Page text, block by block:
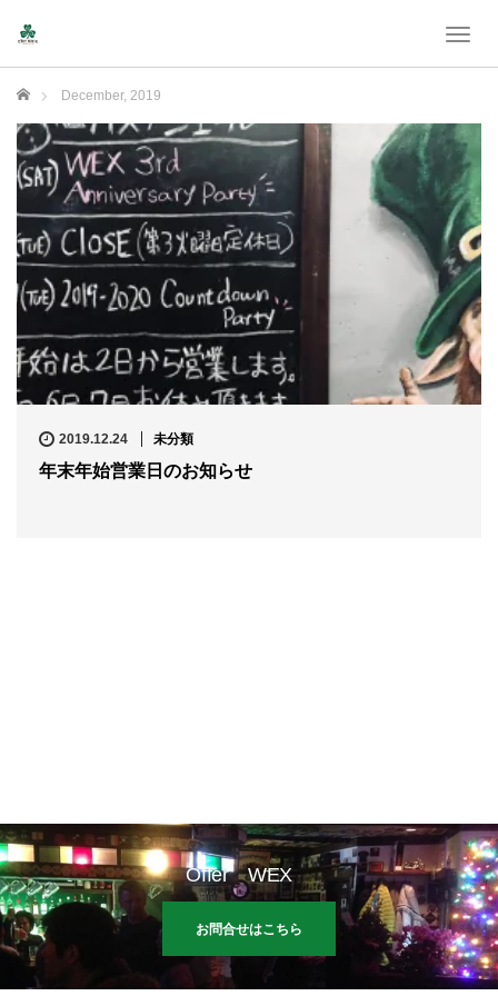
T
l
e
n
a
v
i
g
a
i
o
n
Home December, 2019
2019.12.24 未分類
年末年始営業日のお知らせ
Offer WEX
お問合せはこちら